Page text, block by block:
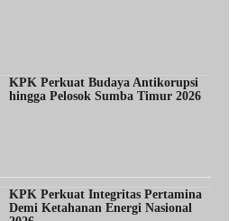
KPK Perkuat Budaya Antikorupsi
hingga Pelosok Sumba Timur 2026
KPK Perkuat Integritas Pertamina
Demi Ketahanan Energi Nasional